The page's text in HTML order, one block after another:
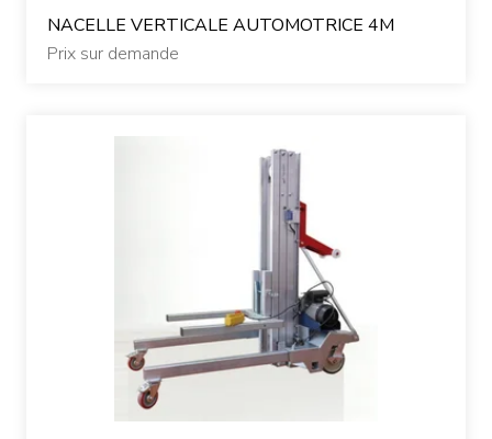
NACELLE VERTICALE AUTOMOTRICE 4M
Prix sur demande